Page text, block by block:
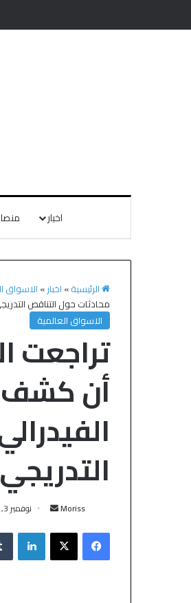
اخبار
الرئيسية» اخبار» الاسواق
محادثات حول التناقص
الاسواق العالمية
أن كشف
التدريجي
Moriss نوفمبر 3, 2021